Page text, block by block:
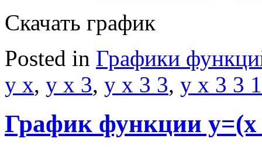
Скачать график
Posted in Графики
y x, y x 3, y x 3 3, y x 3 3 1
График функции